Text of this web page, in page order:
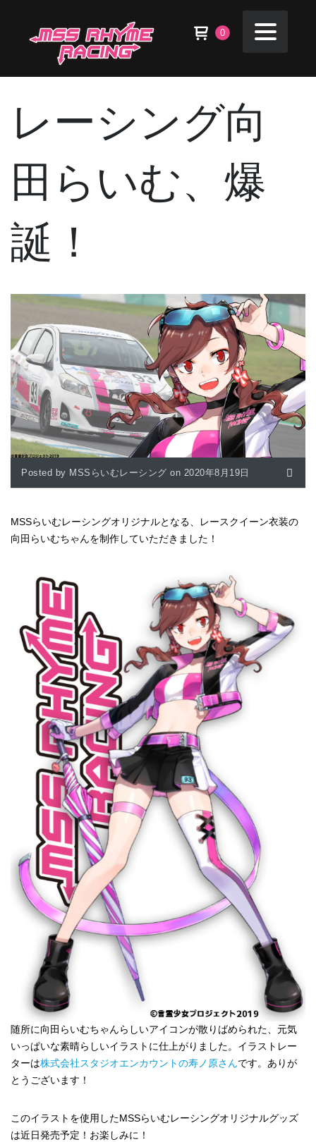
0
レーシング向
田らいむ、爆
誕！
Posted by MSSらいむレーシング on 2020年8月19日
MSSらいむレーシングオリジナルとなる、レースクイーン衣装の
向田らいむちゃんを制作していただきました！
随所に向田らいむちゃんらしいアイコンが散りばめられた、元気
いっぱいな素晴らしいイラストに仕上がりました。イラストレー
ターは株式会社スタジオエンカウントの寿ノ原さんです。ありが
とうございます！
このイラストを使用したMSSらいむレーシングオリジナルグッズ
は近日発売予定！お楽しみに！